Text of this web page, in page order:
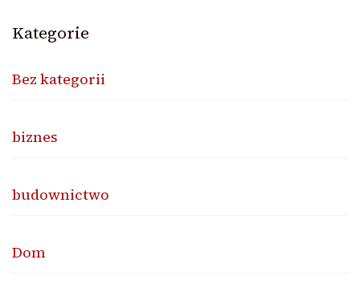
Kategorie
Bez kategorii
biznes
budownictwo
Dom